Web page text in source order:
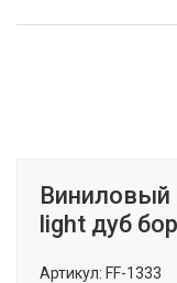
Виниловый
light дуб
Артикул: FF-1333